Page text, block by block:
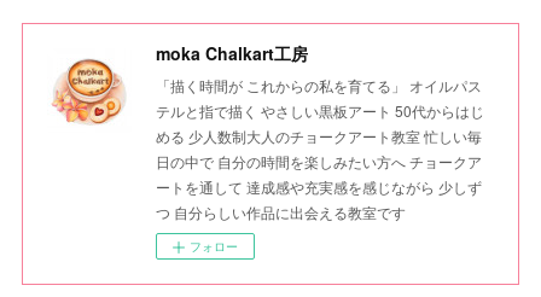
moka Chalkart工房
「描く時間が これからの私を育てる」 オイルパス
テルと指で描く やさしい黒板アート 50代からはじ
める 少人数制大人のチョークアート教室 忙しい毎
日の中で 自分の時間を楽しみたい方へ チョークア
ートを通して 達成感や充実感を感じながら 少しず
つ 自分らしい作品に出会える教室です
フォロー